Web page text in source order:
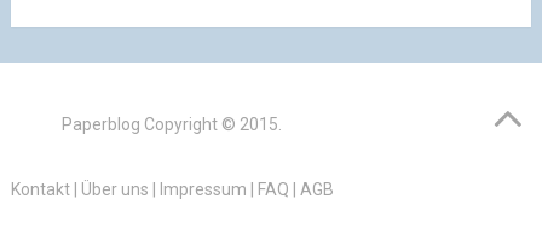
Paperblog Copyright © 2015.
Kontakt| Über uns Impressum FAQ AGB